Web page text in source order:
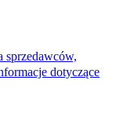
sprzedawców,
dotyczące